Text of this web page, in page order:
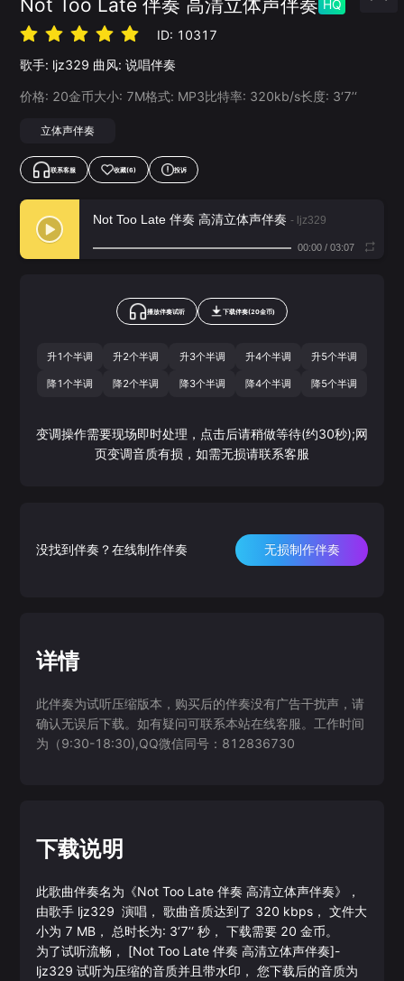
Not Too Late 伴奏 高清立体声伴奏 HQ
ID: 10317
歌手: ljz329 曲风: 说唱伴奏
价格: 20金币大小: 7M格式: MP3比特率: 320kb/s长度: 3‘7’‘
立体声伴奏
联系客服 收藏(6) 投诉
Not Too Late 伴奏 高清立体声伴奏 - ljz329
00:00/ 03:07
播放伴奏试听 下载伴奏(20金币)
升1个半调 升2个半调 升3个半调 升4个半调 升5个半调
降1个半调 降2个半调 降3个半调 降4个半调 降5个半调
变调操作需要现场即时处理，点击后请稍做等待(约30秒);网
页变调音质有损，如需无损请联系客服
没找到伴奏？在线制作伴奏 无损制作伴奏
详情
此伴奏为试听压缩版本，购买后的伴奏没有广告干扰声，请
确认无误后下载。如有疑问可联系本站在线客服。工作时间
为（9:30-18:30),QQ微信同号：812836730
下载说明
此歌曲伴奏名为《Not Too Late 伴奏 高清立体声伴奏》，
由歌手 ljz329 演唱， 歌曲音质达到了 320 kbps， 文件大
小为 7 MB， 总时长为: 3‘7’‘秒， 下载需要 20 金币。
为了试听流畅， [Not Too Late 伴奏 高清立体声伴奏]-
ljz329 试听为压缩的音质并且带水印， 您下载后的音质为